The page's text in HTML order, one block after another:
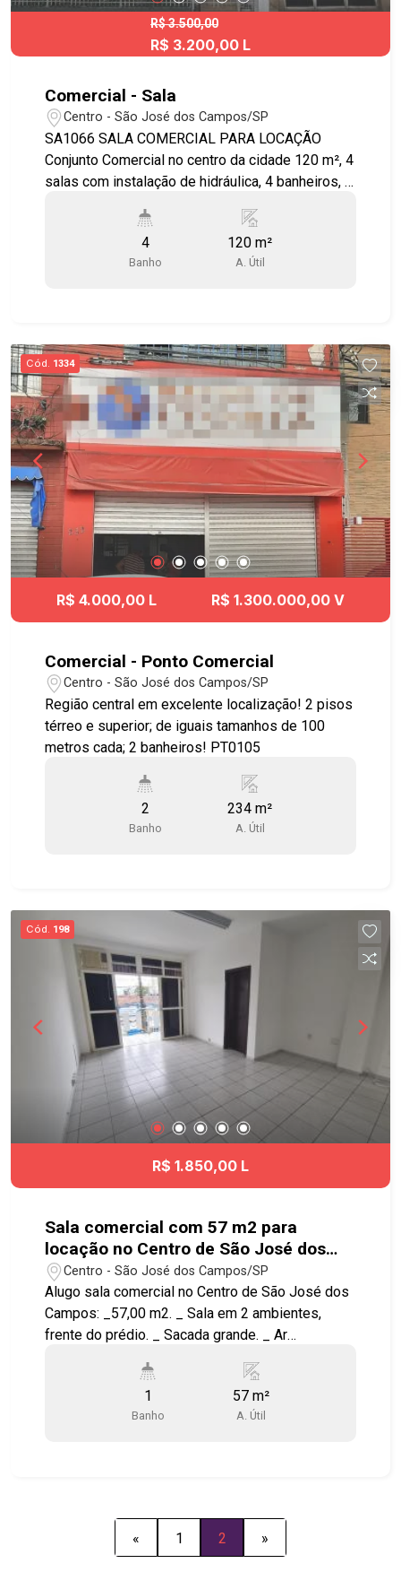
R$ 3.500,00
R$ 3.200,00 L
Comercial - Sala
Centro - São José dos Campos/SP
SA1066 SALA COMERCIAL PARA LOCAÇÃO
Conjunto Comercial no centro da cidade 120 m², 4
salas com instalação de hidráulica, 4 banheiros, 1
Odontológica, Clinica Média, Seguradoras. PT
4
Banho
120 m²
A. Útil
Cód. 1334
R$ 4.000,00 L R$ 1.300.000,00 V
Comercial - Ponto Comercial
Centro - São José dos Campos/SP
Região central em excelente localização! 2 pisos
térreo e superior; de iguais tamanhos de 100
metros cada; 2 banheiros! PT0105
2
Banho
234 m²
A. Útil
Cód. 198
R$ 1.850,00 L
Sala comercial com 57 m2 para
locação no Centro de São José dos
Campos
Centro - São José dos Campos/SP
Alugo sala comercial no Centro de São José dos
Campos: _57,00 m2. _ Sala em 2 ambientes,
frente do prédio. _ Sacada grande. _ Ar
estacionamento e diversos comércios. _ Ligue-
me e agende a sua visita!
1
Banho
57 m²
A. Útil
« 1 2 »